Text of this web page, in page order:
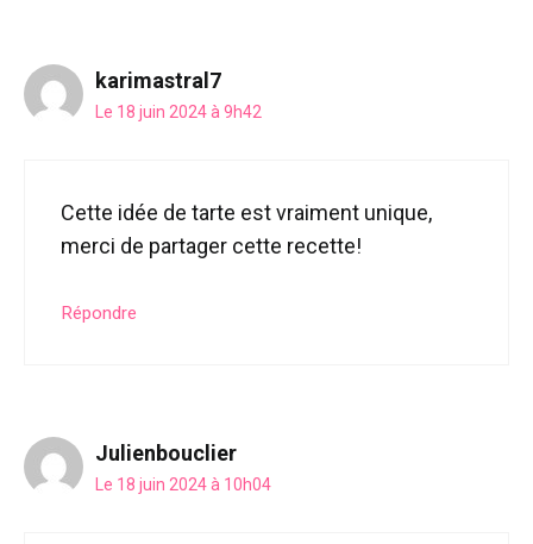
karimastral7
Le 18 juin 2024 à 9h42
Cette idée de tarte est vraiment unique,
merci de partager cette recette!
Répondre
Julienbouclier
Le 18 juin 2024 à 10h04